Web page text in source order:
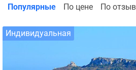
Популярные По цене По
Индивидуальная